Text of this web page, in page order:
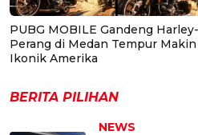
PUBG MOBILE Gandeng
Perang di Medan Tempur
Ikonik Amerika
BERITA PILIHAN
NEWS